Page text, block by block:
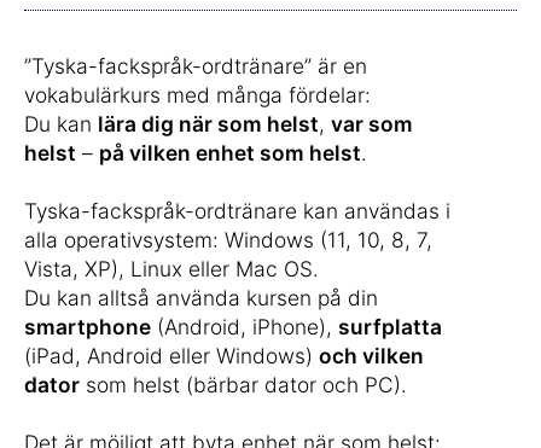
”Tyska-fackspråk-ordtränare” är en
vokabulärkurs med många fördelar:
Du kan lära dig när som helst, var som
helst – på vilken enhet som helst.
Tyska-fackspråk-ordtränare kan användas i
alla operativsystem: Windows (11, 10, 8, 7,
Vista, XP), Linux eller Mac OS.
Du kan alltså använda kursen på din
smartphone (Android, iPhone), surfplatta
(iPad, Android eller Windows) och vilken
dator som helst (bärbar dator och PC).
Det är möjligt att byta enhet när som helst: